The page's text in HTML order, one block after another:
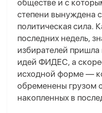
обществе и с
степени вынуждена
политическая сила.
последних недель,
избирателей пришла
идей ФИДЕС, а
исходной форме —
обременены грузом
накопленных в